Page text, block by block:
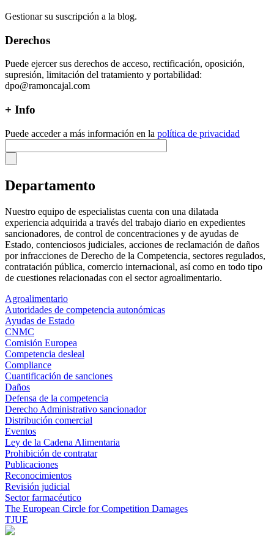
Gestionar su suscripción a la blog.
Derechos
Puede ejercer sus derechos de acceso, rectificación, oposición,
supresión, limitación del tratamiento y portabilidad:
dpo@ramoncajal.com
+ Info
Puede acceder a más información en la política de privacidad
Departamento
Nuestro equipo de especialistas cuenta con una dilatada
experiencia adquirida a través del trabajo diario en expedientes
sancionadores, de control de concentraciones y de ayudas de
Estado, contenciosos judiciales, acciones de reclamación de daños
por infracciones de Derecho de la Competencia, sectores regulados,
contratación pública, comercio internacional, así como en todo tipo
de cuestiones relacionadas con el sector agroalimentario.
Agroalimentario
Autoridades de competencia autonómicas
Ayudas de Estado
CNMC
Comisión Europea
Competencia desleal
Compliance
Cuantificación de sanciones
Daños
Defensa de la competencia
Derecho Administrativo sancionador
Distribución comercial
Eventos
Ley de la Cadena Alimentaria
Prohibición de contratar
Publicaciones
Reconocimientos
Revisión judicial
Sector farmacéutico
The European Circle for Competition Damages
TJUE